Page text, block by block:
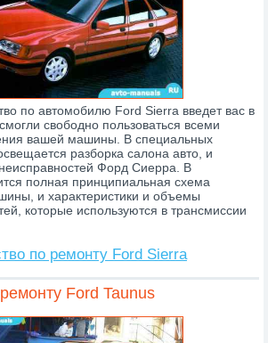
по автомобилю Ford Sierra введет вас в
свободно пользоваться всеми
вашей машины. В специальных
разборка салона авто, и
Форд Сиерра. В
полная принципиальная схема
и характеристики и объемы
которые используются в трансмиссии
по ремонту Ford Sierra
Ford Taunus